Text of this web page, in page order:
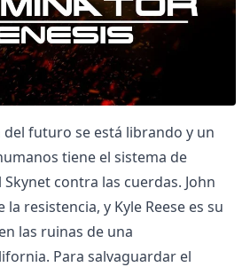
del futuro se está librando y un
tiene el sistema de
contra las cuerdas. John
resistencia, y Kyle Reese es su
las ruinas de una
Para salvaguardar el